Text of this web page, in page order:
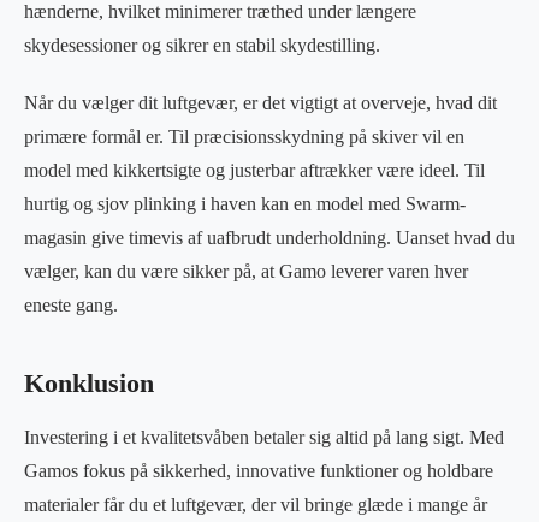
hænderne, hvilket minimerer træthed under længere
skydesessioner og sikrer en stabil skydestilling.
Når du vælger dit luftgevær, er det vigtigt at overveje, hvad dit
primære formål er. Til præcisionsskydning på skiver vil en
model med kikkertsigte og justerbar aftrækker være ideel. Til
hurtig og sjov plinking i haven kan en model med Swarm-
magasin give timevis af uafbrudt underholdning. Uanset hvad du
vælger, kan du være sikker på, at Gamo leverer varen hver
eneste gang.
Konklusion
Investering i et kvalitetsvåben betaler sig altid på lang sigt. Med
Gamos fokus på sikkerhed, innovative funktioner og holdbare
materialer får du et luftgevær, der vil bringe glæde i mange år